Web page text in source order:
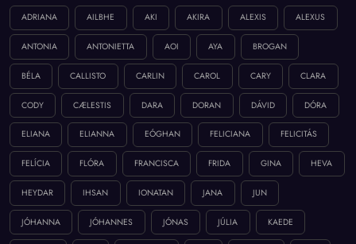
ADRIANA AILBHE AKI AKIRA ALEXIS ALEXUS
ANTONIA ANTONIETTA AOI AYA BROGAN
BÉLA CALLISTO CARLIN CAROL CARY CLARA
CODY CÆLESTIS DARA DORAN DÁVID DÓRA
ELIANA ELIANNA EÓGHAN FELICIANA FELICITÁS
FELÍCIA FLÓRA FRANCISCA FRIDA GINA HEVA
HEYDAR IHSAN IONATAN JANA JUN
JÓHANNA JÓHANNES JÓNAS JÚLIA KAEDE